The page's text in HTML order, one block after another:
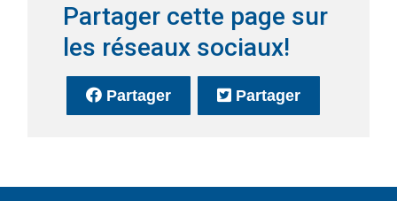
Partager cette page sur
les réseaux sociaux!
Partagersur Facebook
(Ce lien s'ouvrira dans une
Partagersur Twitter
(Ce lien